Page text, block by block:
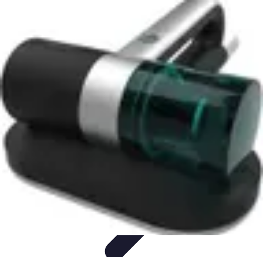
Consejos de AhorroConsejos y
Guía de Compras
Descuentos Imperdibles